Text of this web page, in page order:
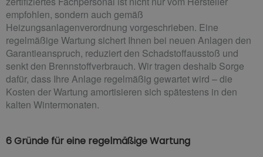
empfohlen, sondern auch gemäß
Heizungsanlagenverordnung vorgeschrieben. Eine
regelmäßige Wartung sichert Ihnen bei neuen Anlagen den
Garantieanspruch, reduziert den Schadstoffausstoß und
senkt den Brennstoffverbrauch. Wir tragen deshalb Sorge
dafür, dass Ihre Anlage regelmäßig gewartet wird – die
Kosten der Wartung amortisieren sich spätestens in den
kalten Wintermonaten.
6 Gründe für eine regelmäßige Wartung